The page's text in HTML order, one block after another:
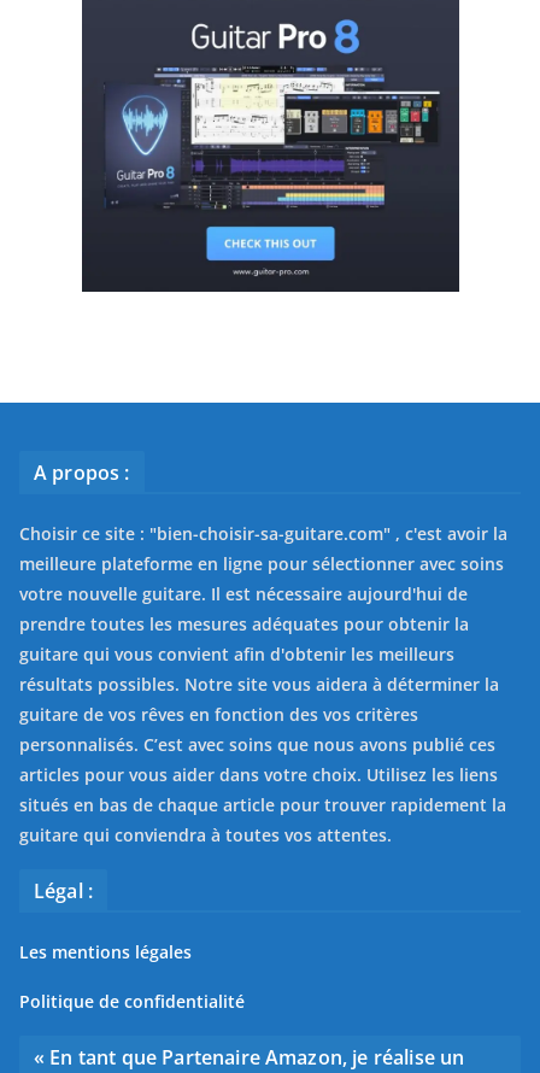
A propos :
Choisir ce site : "bien-choisir-sa-guitare.com" , c'est avoir la
meilleure plateforme en ligne pour sélectionner avec soins
votre nouvelle guitare. Il est nécessaire aujourd'hui de
prendre toutes les mesures adéquates pour obtenir la
guitare qui vous convient afin d'obtenir les meilleurs
résultats possibles. Notre site vous aidera à déterminer la
guitare de vos rêves en fonction des vos critères
personnalisés. C’est avec soins que nous avons publié ces
articles pour vous aider dans votre choix. Utilisez les liens
situés en bas de chaque article pour trouver rapidement la
guitare qui conviendra à toutes vos attentes.
Légal :
Les mentions légales
Politique de confidentialité
« En tant que Partenaire Amazon, je réalise un